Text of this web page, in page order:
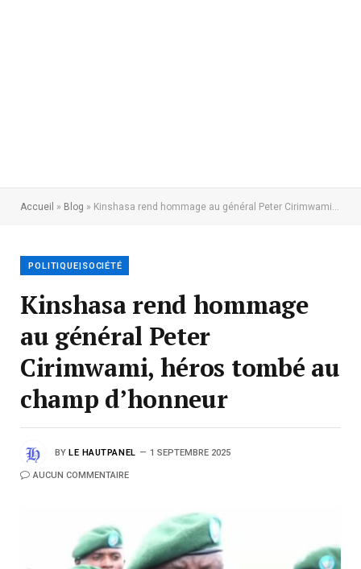
Accueil » Blog » Kinshasa rend hommage au général Peter Cirimwami, héros tombé au champ d’honneur
POLITIQUE|SOCIÉTÉ
Kinshasa rend hommage
au général Peter
Cirimwami, héros tombé au
champ d’honneur
BY LE HAUTPANEL 1 SEPTEMBRE 2025
AUCUN COMMENTAIRE